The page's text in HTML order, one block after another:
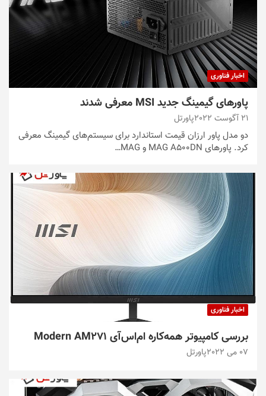
اخبار فناوری
پاورهای گیمینگ جدید MSI معرفی شدند
21 آگوست 2022 پاورتل
دو مدل پاور ارزان قیمت استاندارد برای سیستم‌های گیمینگ معرفی
کرد. پاورهای MAG A500DN و MAG…
اخبار فناوری
بررسی کامپیوتر همه‌کاره ام‌اس‌آی Modern AM271
07 می 2022 پاورتل